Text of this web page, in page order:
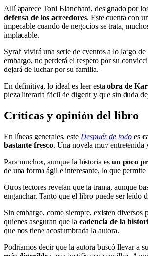
Allí aparece Toni Blanchard, designado por
defensa de los acreedores. Este cuenta con
impecable cuando de negocios se trata,
implacable.
Syrah vivirá una serie de eventos a lo largo de
embargo, no perderá el respeto por su
dejará de luchar por su familia.
En definitiva, lo ideal es leer esta obra de
pieza literaria fácil de digerir y que sin duda
Críticas y opinión del libro
En líneas generales, este Después de todo es
bastante fresco. Una novela muy entretenida
Para muchos, aunque la historia es un poco
de una forma ágil e interesante, lo que
Otros lectores revelan que la trama, aunque
enganchar. Tanto que el libro puede ser leído
Sin embargo, como siempre, existen diversos
quienes aseguran que la cadencia de la
que nos tiene acostumbrada la autora.
Podríamos decir que la autora buscó llevar a